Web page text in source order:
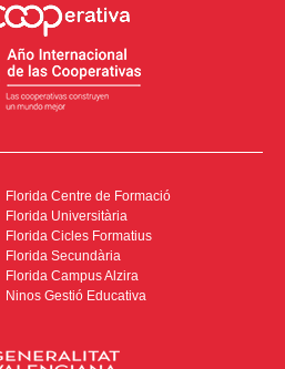
Florida Centre de Formació
Florida Universitària
Florida Cicles Formatius
Florida Secundària
Florida Campus Alzira
Ninos Gestió Educativa